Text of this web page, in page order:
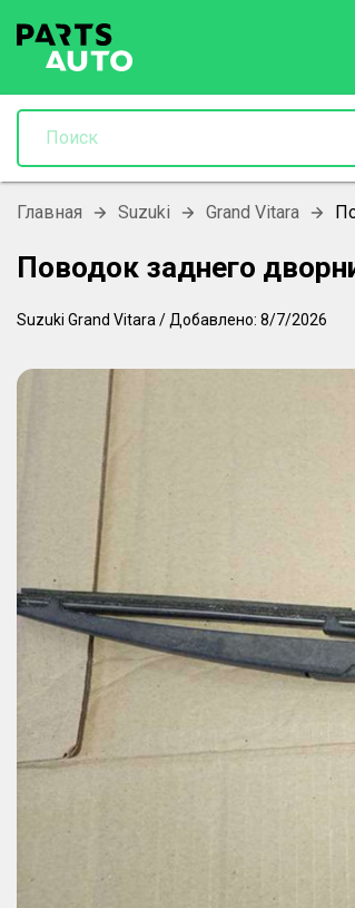
Главная Suzuki Grand Vitara
Поводок заднего
Suzuki Grand Vitara / Добавлено: 8/7/2026